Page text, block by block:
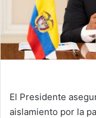
El Presidente
aislamiento por la